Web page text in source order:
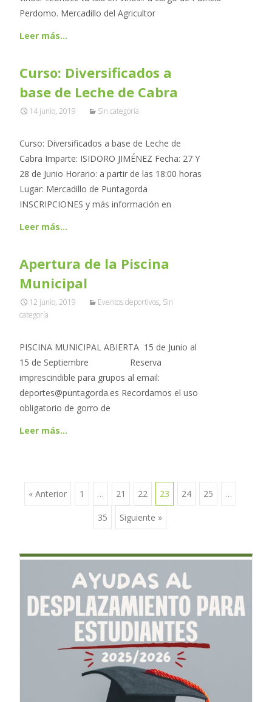
Perdomo. Mercadillo del Agricultor
Leer más…
Curso: Diversificados a
base de Leche de Cabra
14 junio, 2019 Sin categoría
Curso: Diversificados a base de Leche de
Cabra Imparte: ISIDORO JIMÉNEZ Fecha: 27 Y
28 de Junio Horario: a partir de las 18:00 horas
Lugar: Mercadillo de Puntagorda
INSCRIPCIONES y más información en
Leer más…
Apertura de la Piscina
Municipal
12 junio, 2019 Eventos deportivos, Sin
categoría
PISCINA MUNICIPAL ABIERTA 15 de Junio al
15 de Septiembre Reserva
imprescindible para grupos al email:
deportes@puntagorda.es Recordamos el uso
obligatorio de gorro de
Leer más…
Ir a las entradas
« Anterior 1 … 21 22 23 24 25 …
35 Siguiente »